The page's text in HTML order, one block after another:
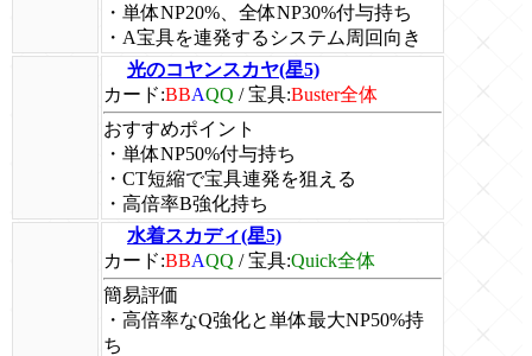
・単体NP20%、全体NP30%付与持ち
・A宝具を連発するシステム周回向き
光のコヤンスカヤ(星5)
カード:BBAQQ /宝具:Buster全体
おすすめポイント
・単体NP50%付与持ち
・CT短縮で宝具連発を狙える
・高倍率B強化持ち
水着スカディ(星5)
カード:BBAQQ /宝具:Quick全体
簡易評価
・高倍率なQ強化と単体最大NP50%持
ち